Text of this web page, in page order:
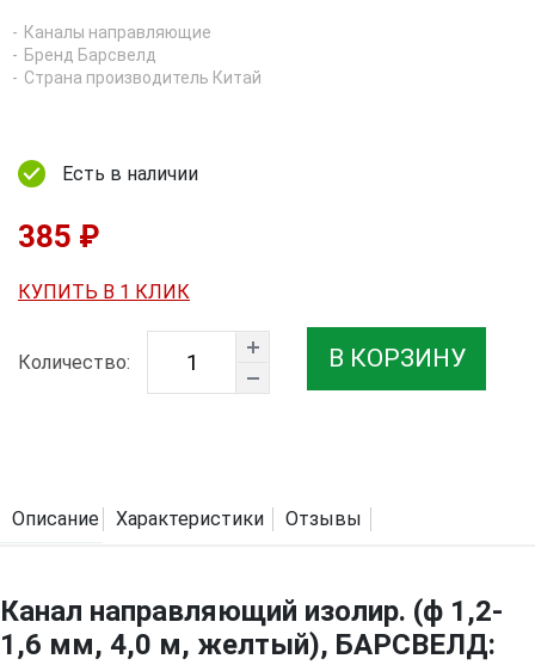
Каналы направляющие
Бренд Барсвелд
Страна производитель Китай
Есть в наличии
385 ₽
КУПИТЬ В 1 КЛИК
Количество: В КОРЗИНУ
Описание Характеристики Отзывы
Канал направляющий изолир. (ф 1,2-
1,6 мм, 4,0 м, желтый), БАРСВЕЛД: